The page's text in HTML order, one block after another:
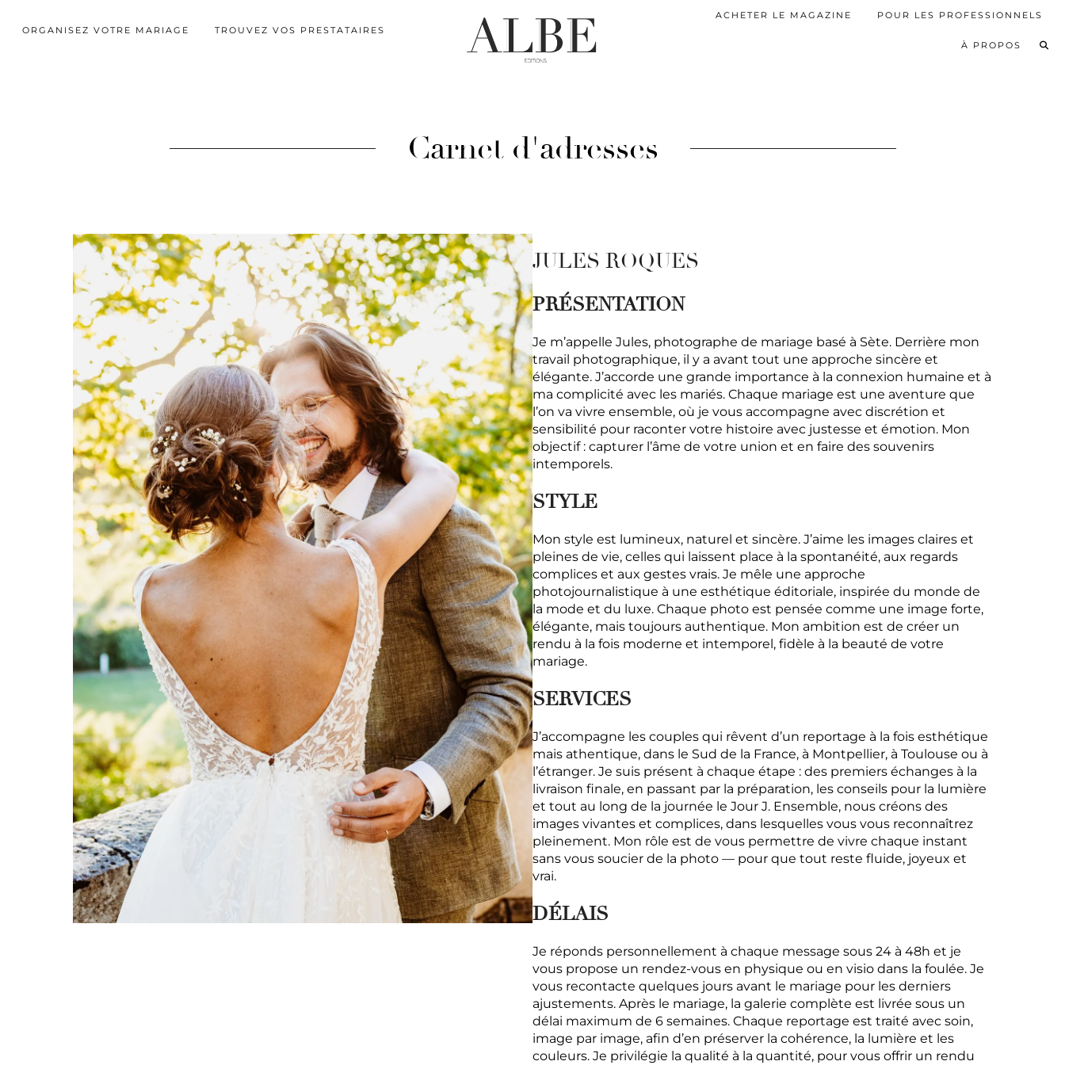
ORGANISEZ VOTRE MARIAGE TROUVEZ VOS PRESTATAIRES
ACHETER LE MAGAZINE POUR LES PROFESSIONNELS
À PROPOS
Carnet d'adresses
JULES ROQUES
PRÉSENTATION
Je m’appelle Jules, photographe de mariage basé à Sète. Derrière mon
travail photographique, il y a avant tout une approche sincère et
élégante. J’accorde une grande importance à la connexion humaine et à
ma complicité avec les mariés. Chaque mariage est une aventure que
l’on va vivre ensemble, où je vous accompagne avec discrétion et
sensibilité pour raconter votre histoire avec justesse et émotion. Mon
objectif : capturer l’âme de votre union et en faire des souvenirs
intemporels.
STYLE
Mon style est lumineux, naturel et sincère. J’aime les images claires et
pleines de vie, celles qui laissent place à la spontanéité, aux regards
complices et aux gestes vrais. Je mêle une approche
photojournalistique à une esthétique éditoriale, inspirée du monde de
la mode et du luxe. Chaque photo est pensée comme une image forte,
élégante, mais toujours authentique. Mon ambition est de créer un
rendu à la fois moderne et intemporel, fidèle à la beauté de votre
mariage.
SERVICES
J’accompagne les couples qui rêvent d’un reportage à la fois esthétique
mais athentique, dans le Sud de la France, à Montpellier, à Toulouse ou à
l’étranger. Je suis présent à chaque étape : des premiers échanges à la
livraison finale, en passant par la préparation, les conseils pour la lumière
et tout au long de la journée le Jour J. Ensemble, nous créons des
images vivantes et complices, dans lesquelles vous vous reconnaîtrez
pleinement. Mon rôle est de vous permettre de vivre chaque instant
sans vous soucier de la photo — pour que tout reste fluide, joyeux et
vrai.
DÉLAIS
Je réponds personnellement à chaque message sous 24 à 48h et je
vous propose un rendez-vous en physique ou en visio dans la foulée. Je
vous recontacte quelques jours avant le mariage pour les derniers
ajustements. Après le mariage, la galerie complète est livrée sous un
délai maximum de 6 semaines. Chaque reportage est traité avec soin,
image par image, afin d’en préserver la cohérence, la lumière et les
couleurs. Je privilégie la qualité à la quantité, pour vous offrir un rendu